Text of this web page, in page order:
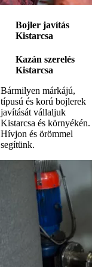
Bojler javítás
Kistarcsa
Kazán szerelés
Kistarcsa
Bármilyen márkájú,
típusú és korú bojlerek
javítását vállaljuk
Kistarcsa és környékén.
Hívjon és örömmel
segítünk.